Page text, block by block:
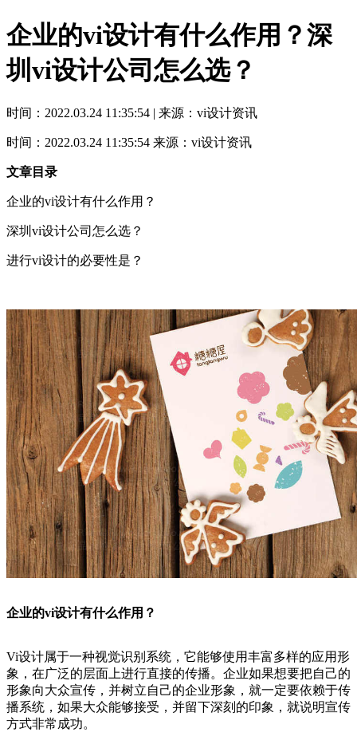
企业的vi设计有什么作用？深
圳vi设计公司怎么选？
时间：2022.03.24 11:35:54 | 来源：vi设计资讯
时间：2022.03.24 11:35:54 来源：vi设计资讯
文章目录
企业的vi设计有什么作用？
深圳vi设计公司怎么选？
进行vi设计的必要性是？
企业的vi设计有什么作用？
Vi设计属于一种视觉识别系统，它能够使用丰富多样的应用形
象，在广泛的层面上进行直接的传播。企业如果想要把自己的
形象向大众宣传，并树立自己的企业形象，就一定要依赖于传
播系统，如果大众能够接受，并留下深刻的印象，就说明宣传
方式非常成功。